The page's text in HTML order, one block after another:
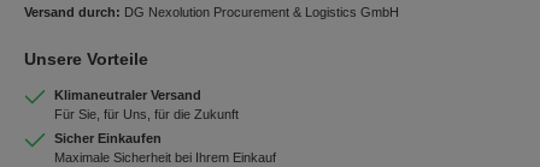
Versand durch: DG Nexolution Procurement & Logistics GmbH
Unsere Vorteile
Klimaneutraler Versand
Für Sie, für Uns, für die Zukunft
Sicher Einkaufen
Maximale Sicherheit bei Ihrem Einkauf